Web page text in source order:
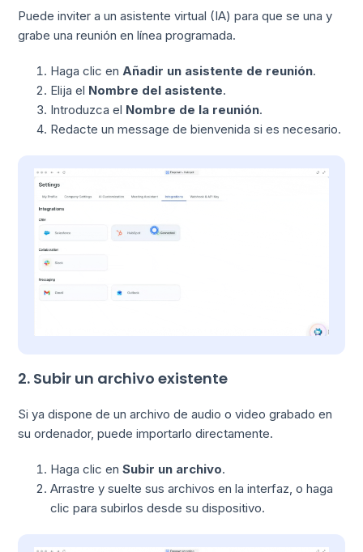
Puede inviter a un asistente virtual (IA) para que se una y
grabe una reunión en línea programada.
Haga clic en Añadir un asistente de reunión.
Elija el Nombre del asistente.
Introduzca el Nombre de la reunión.
Redacte un message de bienvenida si es necesario.
2. Subir un archivo existente
Si ya dispone de un archivo de audio o video grabado en
su ordenador, puede importarlo directamente.
Haga clic enSubir un archivo.
Arrastre y suelte sus archivos en la interfaz, o haga
clic para subirlos desde su dispositivo.